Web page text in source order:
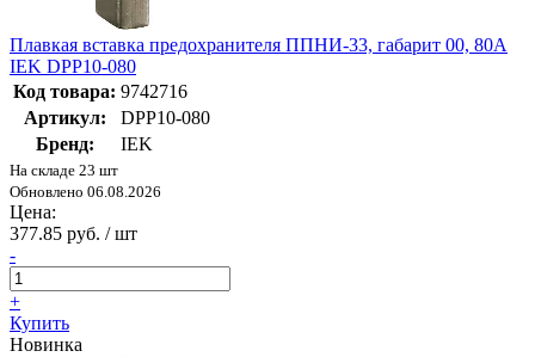
Плавкая вставка предохранителя ППНИ-33, габарит 00, 80А
IEK DPP10-080
Код товара: 9742716
Артикул:
DPP10-080
Бренд:
IEK
На складе 23 шт
Обновлено 06.08.2026
Цена:
377.85 руб. / шт
-
+
Купить
Новинка